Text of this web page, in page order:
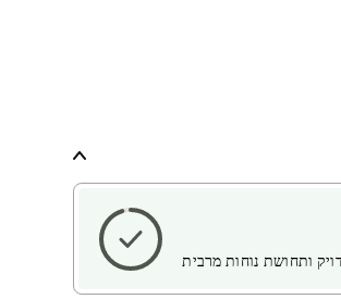
ותחושת נוחות מרבית